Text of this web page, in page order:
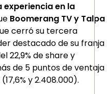
en la
Boomerang TV y Talpa
cerró su tercera
destacado de su franja
22,9% de share y
de 5 puntos de ventaja
y 2.408.000).